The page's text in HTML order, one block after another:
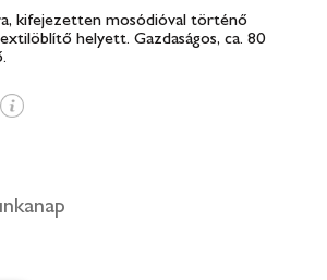
kifejezetten mosódióval történő
helyett. Gazdaságos, ca. 80